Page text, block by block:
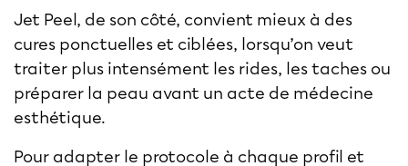
Jet Peel , de son côté, convient mieux à des
cures ponctuelles et ciblées, lorsqu’on veut
traiter plus intensément les rides, les taches ou
préparer la peau avant un acte de médecine
esthétique.
Pour adapter le protocole à chaque profil et